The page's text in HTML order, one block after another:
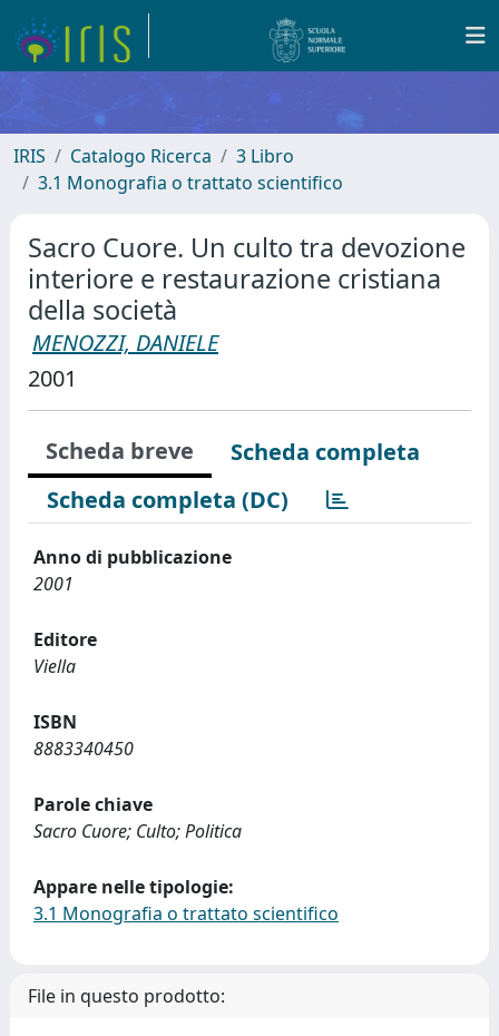
IRIS Catalogo Ricerca
3 Libro
3.1 Monografia o trattato scientifico
Sacro Cuore. Un culto tra devozione
interiore e restaurazione cristiana
della società
MENOZZI, DANIELE
2001
Scheda breve
Scheda completa
Scheda completa (DC)
Anno di pubblicazione
2001
Editore
Viella
ISBN
8883340450
Parole chiave
Sacro Cuore; Culto; Politica
Appare nelle tipologie:
3.1 Monografia o trattato scientifico
File in questo prodotto: